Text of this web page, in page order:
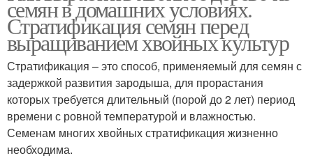
семян в домашних условиях.
Стратификация семян перед
выращиванием хвойных культур
Стратификация – это способ, применяемый для семян с
задержкой развития зародыша, для прорастания
которых требуется длительный (порой до 2 лет) период
времени с ровной температурой и влажностью.
Семенам многих хвойных стратификация жизненно
необходима.